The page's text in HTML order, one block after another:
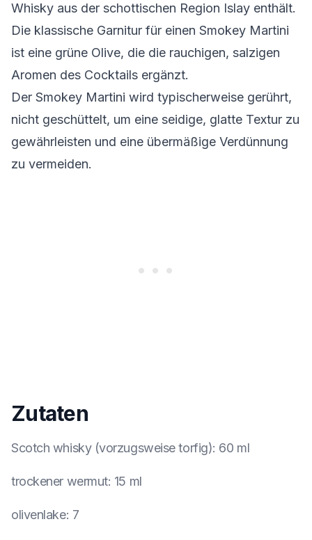
Whisky aus der schottischen Region Islay enthält.
Die klassische Garnitur für einen Smokey Martini
ist eine grüne Olive, die die rauchigen, salzigen
Aromen des Cocktails ergänzt.
Der Smokey Martini wird typischerweise gerührt,
nicht geschüttelt, um eine seidige, glatte Textur zu
gewährleisten und eine übermäßige Verdünnung
zu vermeiden.
Zutaten
Scotch whisky (vorzugsweise torfig): 60 ml
trockener wermut: 15 ml
olivenlake: 7